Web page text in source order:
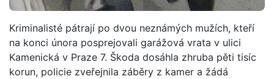
Kriminalisté pátrají po dvou neznámých mužích, kteří
na konci února posprejovali garážová vrata v ulici
Kamenická v Praze 7. Škoda dosáhla zhruba pěti tisíc
korun, policie zveřejnila záběry z kamer a žádá